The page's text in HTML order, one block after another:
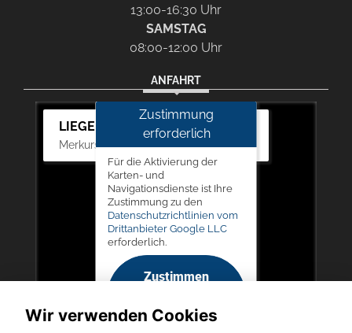
13:00-16:30 Uhr
SAMSTAG
08:00-12:00 Uhr
ANFAHRT
LIEGERT & BÖSKEN Automobile
Merkurstr. 11, 67663 Kaiserslautern
Zustimmung
erforderlich
Für die Aktivierung der
Karten- und
Navigationsdienste ist Ihre
Zustimmung zu den
Datenschutzrichtlinien vom
Drittanbieter Google LLC
erforderlich.
Zustimmen
aktivieren
Wir verwenden Cookies